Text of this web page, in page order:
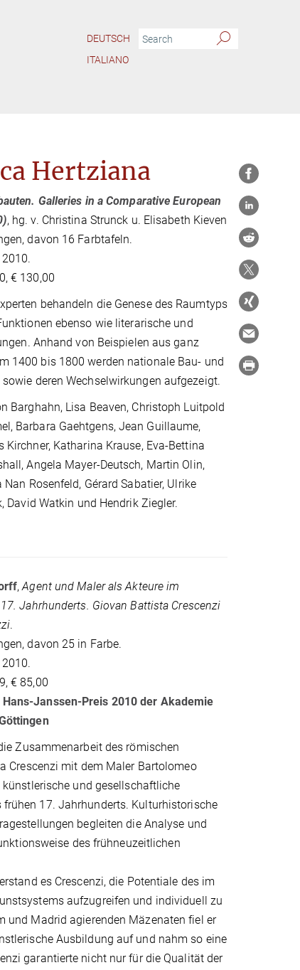
DEUTSCH
ITALIANO
Hertziana
Galleries in a Comparative European
, hg. v. Christina Strunck u. Elisabeth Kieven
davon 16 Farbtafeln.
€ 130,00
behandeln die Genese des Raumtyps
ebenso wie literarische und
Anhand von Beispielen aus ganz
1400 bis 1800 werden nationale Bau- und
deren Wechselwirkungen aufgezeigt.
Barghahn, Lisa Beaven, Christoph Luitpold
Barbara Gaehtgens, Jean Guillaume,
Kirchner, Katharina Krause, Eva-Bettina
Angela Mayer-Deutsch, Martin Olin,
Rosenfeld, Gérard Sabatier, Ulrike
David Watkin und Hendrik Ziegler.
,Agent und Maler als Akteure im
Jahrhunderts. Giovan Battista Crescenzi
.
davon 25 in Farbe.
€ 85,00
Janssen-Preis 2010 der Akademie
Zusammenarbeit des römischen
Crescenzi mit dem Maler Bartolomeo
und gesellschaftliche
frühen 17. Jahrhunderts. Kulturhistorische
begleiten die Analyse und
des frühneuzeitlichen
es Crescenzi, die Potentiale des im
aufzugreifen und individuell zu
und Madrid agierenden Mäzenaten fiel er
Ausbildung auf und nahm so eine
garantierte nicht nur für die Qualität der